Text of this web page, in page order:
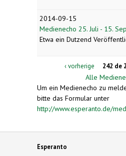
2014-09-15
Medienecho 25. Juli - 15.
Etwa ein Dutzend
‹ vorherige 242 de
Alle
Um ein Medienecho zu
bitte das Formular unter
http://www.esperanto.de/
Esperanto